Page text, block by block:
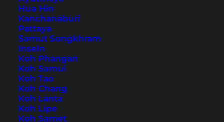
Hua Hin
Kanchanaburi
Pattaya
Samut Songkhram
Inseln
Koh Phangan
Koh Samui
Koh Tao
Koh Chang
Koh Lanta
Koh Lipe
Koh Samet
Zuletzt aktualisiert: 16. März 2026
Die Region Krabi zählt landschaftlich definitiv zu